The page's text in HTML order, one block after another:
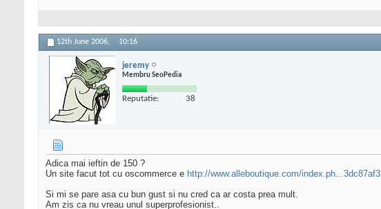
12th June 2006, 10:16
jeremy
Membru SeoPedia
Reputatie: 38
Adica mai ieftin de 150 ?
Un site facut tot cu oscommerce e http://www.alleboutique.com/
Si mi se pare asa cu bun gust si nu cred ca ar costa prea mult.
Am zis ca nu vreau unul superprofesionist..